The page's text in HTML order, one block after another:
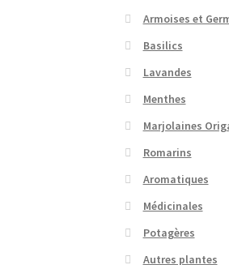
Armoises et
Basilics
Lavandes
Menthes
Marjolaines
Romarins
Aromatiques
Médicinales
Potagères
Autres plantes